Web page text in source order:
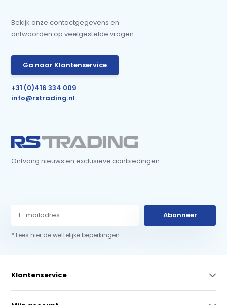
Bekijk onze contactgegevens en
antwoorden op veelgestelde vragen
Ga naar Klantenservice
+31 (0)416 334 009
info@rstrading.nl
Ontvang nieuws en exclusieve aanbiedingen
Abonneer
* Lees hier de wettelijke beperkingen
Klantenservice